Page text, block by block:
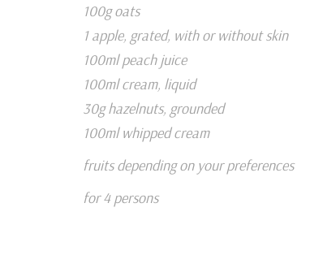
100g oats
1 apple, grated, with or without skin
100ml peach juice
100ml cream, liquid
30g hazelnuts, grounded
100ml whipped cream
fruits depending on your preferences
for 4 persons